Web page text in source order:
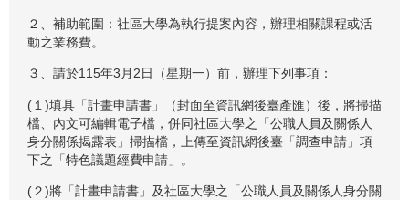
２、補助範圍：社區大學為執行提案內容，辦理相關課程或活
動之業務費。
３、請於115年3月2日（星期一）前，辦理下列事項：
(１)填具「計畫申請書」（封面至資訊網後臺產匯）後，將掃描
檔、內文可編輯電子檔，併同社區大學之「公職人員及關係人
身分關係揭露表」掃描檔，上傳至資訊網後臺「調查申請」項
下之「特色議題經費申請」。
(２)將「計畫申請書」及社區大學之「公職人員及關係人身分關